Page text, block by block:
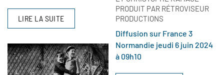
LIRE LA SUITE
PRODUIT PAR RÉTROVISEUR
PRODUCTIONS
Diffusion sur France 3
Normandie jeudi 6 juin 2024
à 09h10